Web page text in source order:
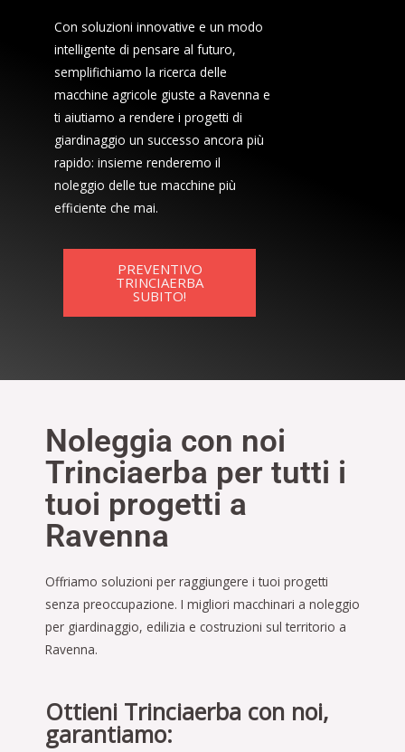
Con soluzioni innovative e un modo
intelligente di pensare al futuro,
semplifichiamo la ricerca delle
macchine agricole giuste a Ravenna e
ti aiutiamo a rendere i progetti di
giardinaggio un successo ancora più
rapido: insieme renderemo il
noleggio delle tue macchine più
efficiente che mai.
PREVENTIVO
TRINCIAERBA
SUBITO!
Noleggia con noi
Trinciaerba per tutti i
tuoi progetti a
Ravenna
Offriamo soluzioni per raggiungere i tuoi progetti
senza preoccupazione. I migliori macchinari a noleggio
per giardinaggio, edilizia e costruzioni sul territorio a
Ravenna.
Ottieni Trinciaerba con noi,
garantiamo: